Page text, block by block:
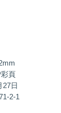
頁
日
2-1